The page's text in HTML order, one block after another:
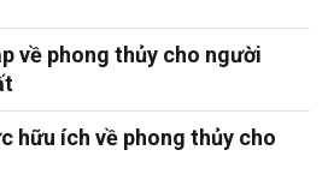
về phong thủy cho người
hữu ích về phong thủy cho